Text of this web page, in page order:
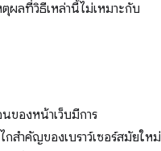
ผลที่วิธีเหล่านี้ไม่เหมาะกับ
ของหน้าเว็บมีการ
สำคัญของเบราว์เซอร์สมัยใหม่